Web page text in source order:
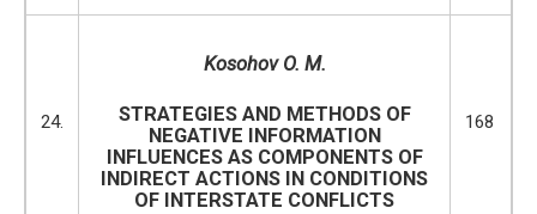
24.
Kosohov O. M.
STRATEGIES AND METHODS OF
NEGATIVE INFORMATION
INFLUENCES AS COMPONENTS OF
INDIRECT ACTIONS IN CONDITIONS
OF INTERSTATE CONFLICTS
168